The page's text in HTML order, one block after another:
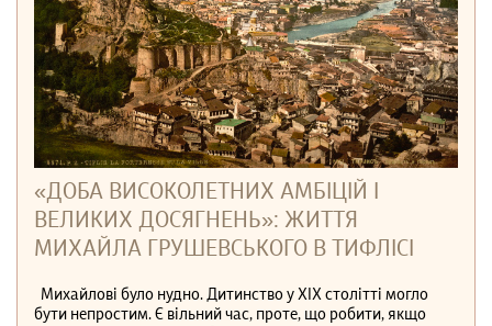
«ДОБА ВИСОКОЛЕТНИХ АМБІЦІЙ І
ВЕЛИКИХ ДОСЯГНЕНЬ»: ЖИТТЯ
МИХАЙЛА ГРУШЕВСЬКОГО В ТИФЛІСІ
Михайлові було нудно. Дитинство у ХІХ столітті могло
бути непростим. Є вільний час, проте, що робити, якщо